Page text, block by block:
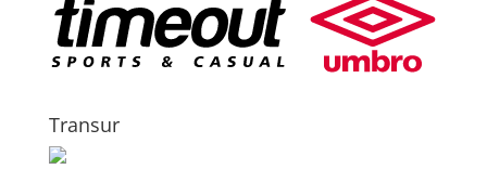
Transur